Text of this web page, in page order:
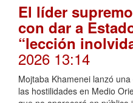
El líder
con dar a
“lección
2026 13:14
Mojtaba Khamenei lanzó
las hostilidades en Medio